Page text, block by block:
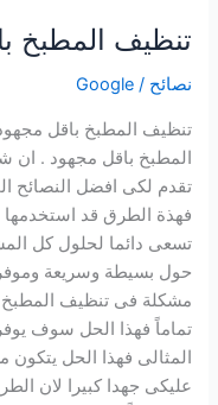
تنظيف المطبخ
نصائح/
Google
تنظيف المطبخ باقل
المطبخ باقل مجهود . ان
تقدم لكى افضل النصائح
فهذة الطرق قد استخدمها
تسعى دائما لحلول كل
حول بسيطة وسريعة
مشكلة فى تنظيف
تماماً فهذا الحل سوف يوفر
المثالى فهذا الحل
عليكى جهدا كبيرا لان
باقل